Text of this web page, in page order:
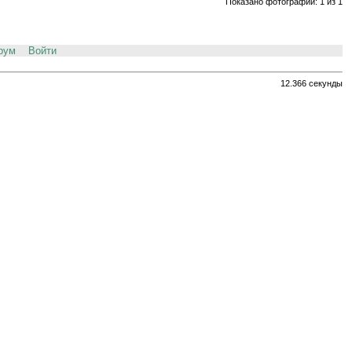
Войти
12.366 секунды